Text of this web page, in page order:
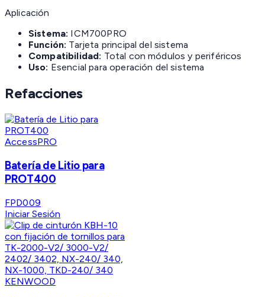
Aplicación
Sistema: ICM700PRO
Función: Tarjeta principal del sistema
Compatibilidad: Total con módulos y periféricos
Uso: Esencial para operación del sistema
Refacciones
AccessPRO
Batería de Litio para
PROT400
FPD009
Iniciar Sesión
KENWOOD